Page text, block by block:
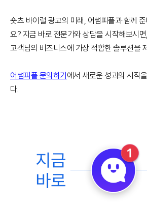
숏츠 바이럴 광고의 미래, 어썸피플과 함께
요? 지금 바로 전문가와 상담을 시작해보시면,
고객님의 비즈니스에 가장 적합한 솔루션을
어썸피플 문의하기에서 새로운 성과의 시작
다.